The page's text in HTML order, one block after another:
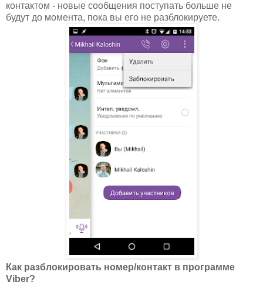
контактом - новые сообщения поступать больше не
будут до момента, пока вы его не разблокируете.
Как разблокировать номер/контакт в программе
Viber?